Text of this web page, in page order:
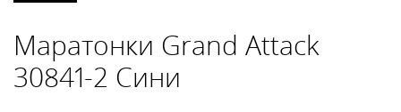
Маратонки Grand Attack
30841-2 Сини